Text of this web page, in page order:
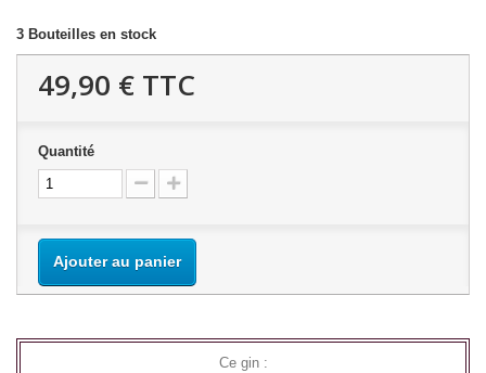
3 Bouteilles en stock
49,90 € TTC
Quantité
Ajouter au panier
Ce gin :